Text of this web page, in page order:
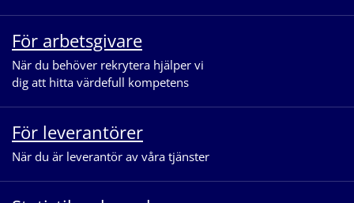
För arbetsgivare
När du behöver rekrytera hjälper vi
dig att hitta värdefull kompetens
För leverantörer
När du är leverantör av våra tjänster